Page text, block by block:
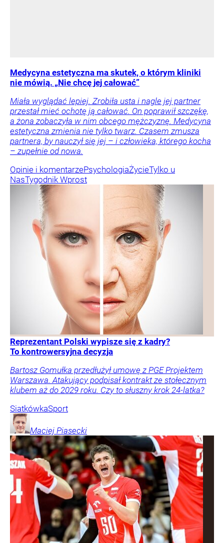
Medycyna estetyczna ma skutek, o którym kliniki
nie mówią. „Nie chcę jej całować”
Miała wyglądać lepiej. Zrobiła usta i nagle jej partner
przestał mieć ochotę ją całować. On poprawił szczękę,
a żona zobaczyła w nim obcego mężczyznę. Medycyna
estetyczna zmienia nie tylko twarz. Czasem zmusza
partnera, by nauczył się jej – i człowieka, którego kocha
– zupełnie od nowa.
Opinie i komentarzePsychologiaŻycieTylko u
NasTygodnik Wprost
Reprezentant Polski wypisze się z kadry?
To kontrowersyjna decyzja
Bartosz Gomułka przedłużył umowę z PGE Projektem
Warszawa. Atakujący podpisał kontrakt ze stołecznym
klubem aż do 2029 roku. Czy to słuszny krok 24-latka?
SiatkówkaSport
Maciej Piasecki